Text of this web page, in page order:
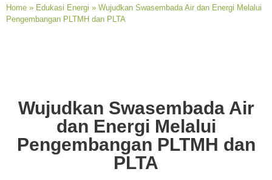
Home » Edukasi Energi » Wujudkan Swasembada Air dan Energi Melalui
Pengembangan PLTMH dan PLTA
Wujudkan Swasembada Air
dan Energi Melalui
Pengembangan PLTMH dan
PLTA